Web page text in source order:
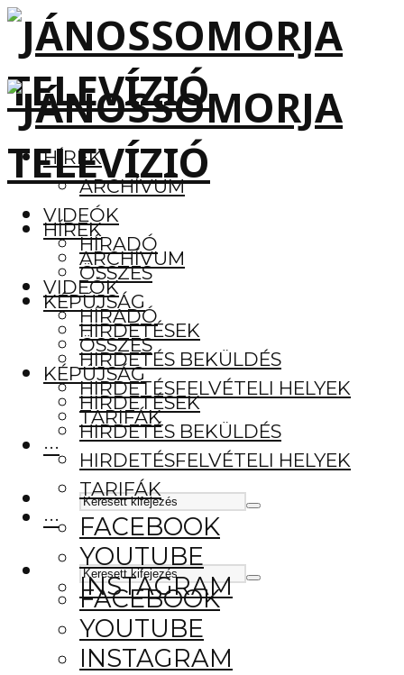
HÍREK
ARCHÍVUM
VIDEÓK
HÍRADÓ
ÖSSZES
KÉPÚJSÁG
HIRDETÉSEK
HIRDETÉS BEKÜLDÉS
HIRDETÉSFELVÉTELI HELYEK
TARIFÁK
···
FACEBOOK
YOUTUBE
INSTAGRAM
HÍREK
ARCHÍVUM
VIDEÓK
HÍRADÓ
ÖSSZES
KÉPÚJSÁG
HIRDETÉSEK
HIRDETÉS BEKÜLDÉS
HIRDETÉSFELVÉTELI HELYEK
TARIFÁK
···
FACEBOOK
YOUTUBE
INSTAGRAM